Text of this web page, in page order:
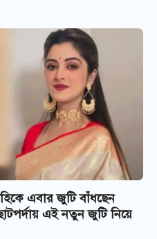
এবার জুটি বাঁধছেন
এই নতুন জুটি নিয়ে